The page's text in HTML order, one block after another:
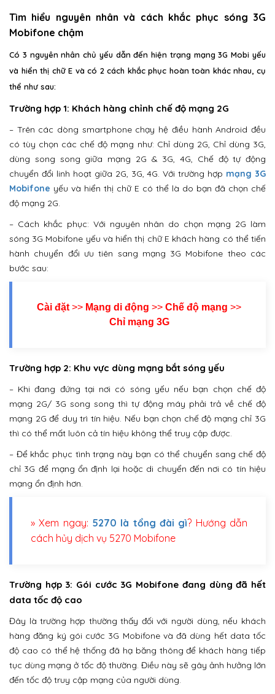
Tìm hiểu nguyên nhân và cách khắc phục sóng 3G
Mobifone chậm
Có 3 nguyên nhân chủ yếu dẫn đến hiện trạng mạng 3G Mobi yếu
và hiển thị chữ E và có 2 cách khắc phục hoàn toàn khác nhau, cụ
thể như sau:
Trường hợp 1: Khách hàng chỉnh chế độ mạng 2G
– Trên các dòng smartphone chạy hệ điều hành Android đều
có tùy chọn các chế độ mạng như: Chỉ dùng 2G, Chỉ dùng 3G,
dùng song song giữa mạng 2G & 3G, 4G, Chế độ tự động
chuyển đổi linh hoạt giữa 2G, 3G, 4G. Với trường hợp mạng 3G
Mobifone yếu và hiển thị chữ E có thể là do bạn đã chọn chế
độ mạng 2G.
– Cách khắc phục: Với nguyên nhân do chọn mạng 2G làm
sóng 3G Mobifone yếu và hiển thị chữ E khách hàng có thể tiến
hành chuyển đổi ưu tiên sang mạng 3G Mobifone theo các
bước sau:
Cài đặt >> Mạng di động >> Chế độ mạng >>
Chỉ mạng 3G
Trường hợp 2: Khu vực dùng mạng bắt sóng yếu
– Khi đang đứng tại nơi có sóng yếu nếu bạn chọn chế độ
mạng 2G/ 3G song song thì tự động máy phải trả về chế độ
mạng 2G để duy trì tín hiệu. Nếu bạn chọn chế độ mạng chỉ 3G
thì có thể mất luôn cả tín hiệu không thể truy cập được.
– Để khắc phục tình trạng này bạn có thể chuyển sang chế độ
chỉ 3G để mạng ổn định lại hoặc di chuyển đến nơi có tín hiệu
mạng ổn định hơn.
» Xem ngay: 5270 là tổng đài gì? Hướng dẫn
cách hủy dịch vụ 5270 Mobifone
Trường hợp 3: Gói cước 3G Mobifone đang dùng đã hết
data tốc độ cao
Đây là trường hợp thường thấy đối với người dùng, nếu khách
hàng đăng ký gói cước 3G Mobifone và đã dùng hết data tốc
độ cao có thể hệ thống đã hạ băng thông để khách hàng tiếp
tục dùng mạng ở tốc độ thường. Điều này sẽ gây ảnh hưởng lớn
đến tốc độ truy cập mạng của người dùng.